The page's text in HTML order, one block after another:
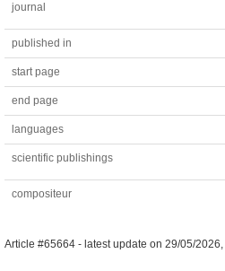
journal
published in
start page
end page
languages
scientific publishings
compositeur
Article #65664 - latest update on 29/05/2026,